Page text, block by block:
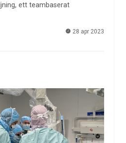
ett teambaserat
28 apr 2023